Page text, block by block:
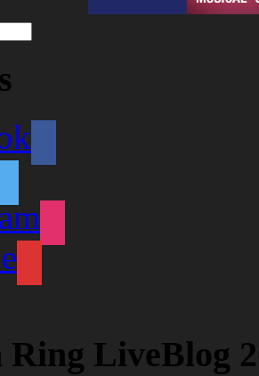
Ring LiveBlog